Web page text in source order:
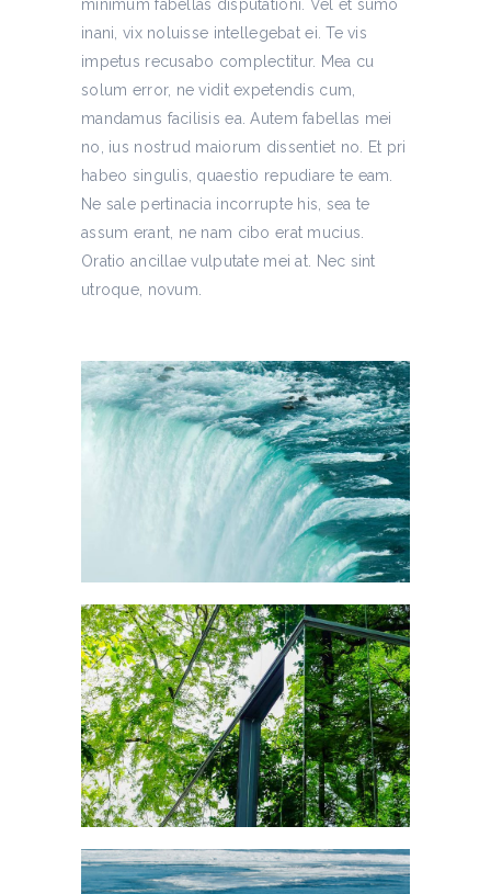
minimum fabellas disputationi. Vel et sumo
inani, vix noluisse intellegebat ei. Te vis
impetus recusabo complectitur. Mea cu
solum error, ne vidit expetendis cum,
mandamus facilisis ea. Autem fabellas mei
no, ius nostrud maiorum dissentiet no. Et pri
habeo singulis, quaestio repudiare te eam.
Ne sale pertinacia incorrupte his, sea te
assum erant, ne nam cibo erat mucius.
Oratio ancillae vulputate mei at. Nec sint
utroque, novum.